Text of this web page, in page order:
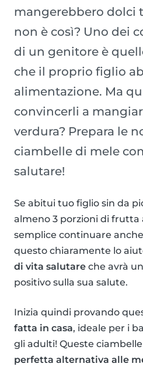
mangerebbero dolci
non è così? Uno dei
di un genitore è
che il proprio figlio
alimentazione. Ma
convincerli a
verdura? Prepara le
ciambelle di mele
salutare!
Se abitui tuo figlio sin da
almeno 3 porzioni di frutta
semplice continuare
questo chiaramente lo
di vita salutare che avrà
positivo sulla sua salute.
Inizia quindi provando
fatta in casa, ideale per i
gli adulti! Queste
perfetta alternativa alle